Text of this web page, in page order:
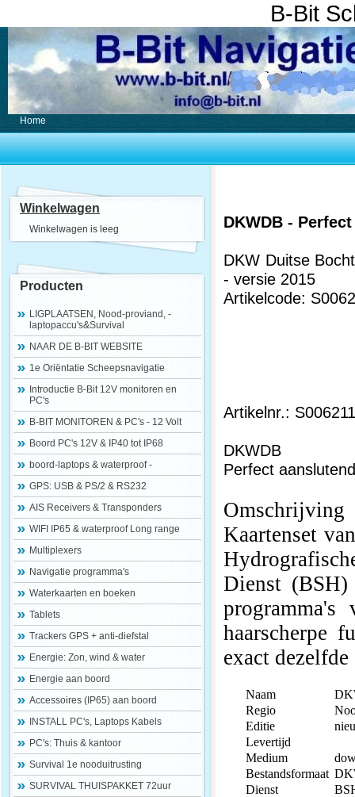
B-Bit
Home
Winkelwagen
Winkelwagen is leeg
Producten
LIGPLAATSEN, Nood-proviand, -
laptopaccu's&Survival
NAAR DE B-BIT WEBSITE
1e Oriëntatie Scheepsnavigatie
Introductie B-Bit 12V monitoren en
PC's
B-BIT MONITOREN & PC's - 12 Volt
Boord PC's 12V & IP40 tot IP68
boord-laptops & waterproof -
GPS: USB & PS/2 & RS232
AIS Receivers & Transponders
WIFI IP65 & waterproof Long range
Multiplexers
Navigatie programma's
Waterkaarten en boeken
Tablets
Trackers GPS + anti-diefstal
Energie: Zon, wind & water
Energie aan boord
Accessoires (IP65) aan boord
INSTALL PC's, Laptops Kabels
PC's: Thuis & kantoor
Survival 1e nooduitrusting
SURVIVAL THUISPAKKET 72uur
DKWDB -
DKW Duitse
- versie 2015
Artikelcode:
Artikelnr.: S006211
DKWDB
Perfect
Omschrijving
Kaartenset
Dienst
haarscherpe
exact
Naam
Regio
Editie
Levertijd
Medium
Bestandsformaat
Dienst